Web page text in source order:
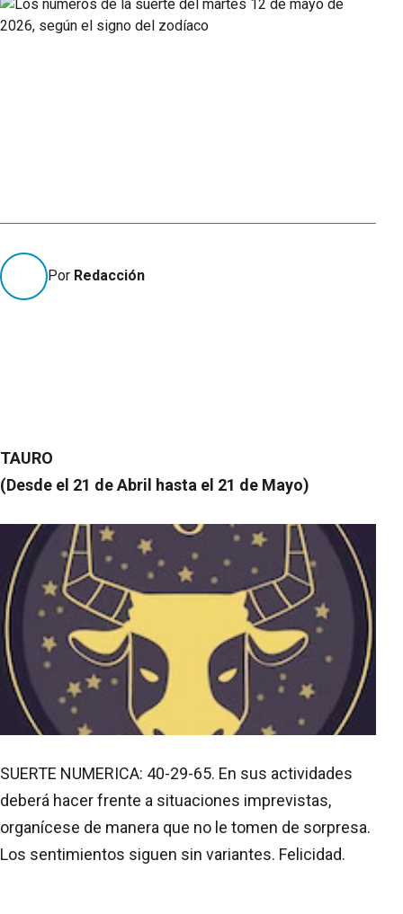
Por Redacción
TAURO
(Desde el 21 de Abril hasta el 21 de Mayo)
SUERTE NUMERICA: 40-29-65. En sus actividades
deberá hacer frente a situaciones imprevistas,
organícese de manera que no le tomen de sorpresa.
Los sentimientos siguen sin variantes. Felicidad.